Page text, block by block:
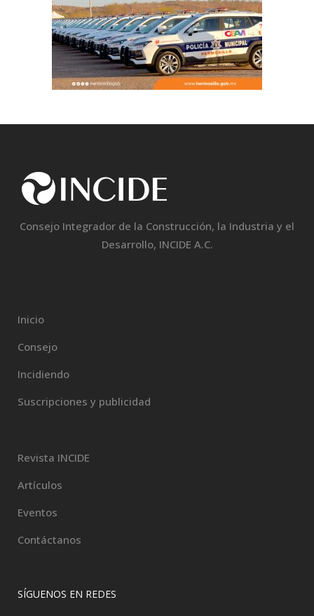
Consejo Integrador de la Construcción, la Industria y el
Desarrollo, INCIDE A.C.
Inicio
Consejo
Incidiendo
Suscripciones y publicidad
Revista INCIDE
Artículos
Eventos
Contáctanos
SÍGUENOS EN REDES